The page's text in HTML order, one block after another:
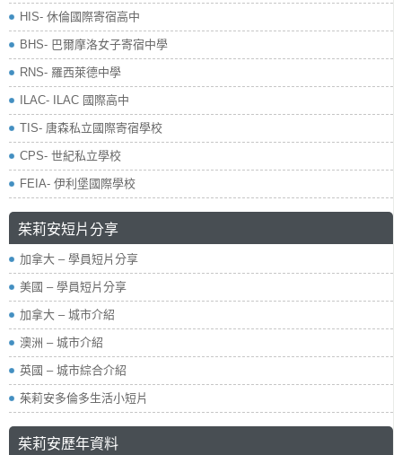
HIS- 休倫國際寄宿高中
BHS- 巴爾摩洛女子寄宿中學
RNS- 羅西萊德中學
ILAC- ILAC 國際高中
TIS- 唐森私立國際寄宿學校
CPS- 世紀私立學校
FEIA- 伊利堡國際學校
茱莉安短片分享
加拿大 – 學員短片分享
美國 – 學員短片分享
加拿大 – 城市介紹
澳洲 – 城市介紹
英國 – 城市綜合介紹
茱莉安多倫多生活小短片
茱莉安歷年資料